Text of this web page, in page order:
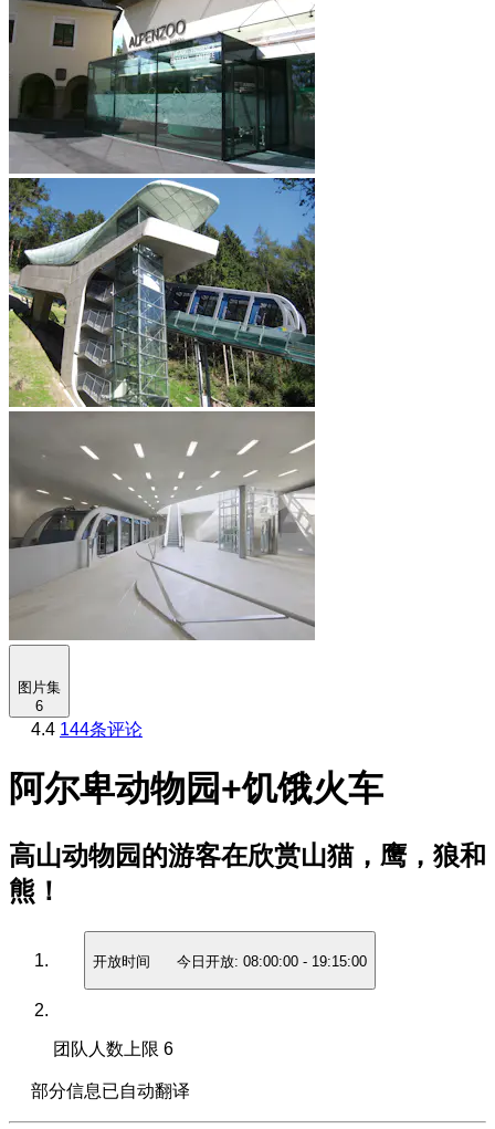
图片集
6
4.4 144条评论
阿尔卑动物园+饥饿火车
高山动物园的游客在欣赏山猫，鹰，狼和
熊！
开放时间 今日开放: 08:00:00 - 19:15:00
团队人数上限 6
部分信息已自动翻译